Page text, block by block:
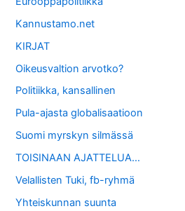
Kannustamo.net
KIRJAT
Oikeusvaltion arvotko?
Politiikka, kansallinen
Pula-ajasta globalisaatioon
Suomi myrskyn silmässä
TOISINAAN AJATTELUA…
Velallisten Tuki, fb-ryhmä
Yhteiskunnan suunta